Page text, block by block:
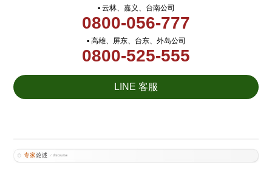
▪ 云林、嘉义、台南公司
0800-056-777
▪ 高雄、屏东、台东、外岛公司
0800-525-555
LINE 客服